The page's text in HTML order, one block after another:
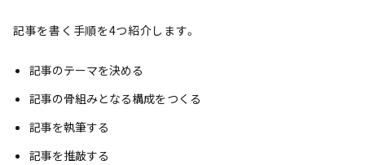
記事を書く手順を4つ紹介します。
記事のテーマを決める
記事の骨組みとなる構成をつくる
記事を執筆する
記事を推敲する